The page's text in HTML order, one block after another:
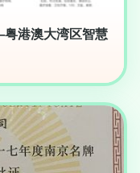
港澳大湾区智慧